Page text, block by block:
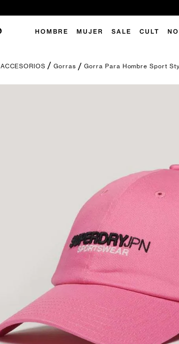
Explora las
HOMBRE MUJER SALE CULT
ACCESORIOS Gorras Gorra Para Hombre Sport